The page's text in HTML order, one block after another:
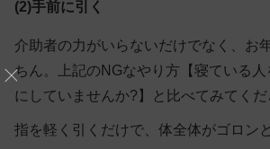
(2)手前に引く
介助者の力がいらないだけでなく、お
ちん。上記のNGなやり方【寝ている人
にしていませんか?】と比べてみてくだ
指を軽く引くだけで、体全体がゴロン